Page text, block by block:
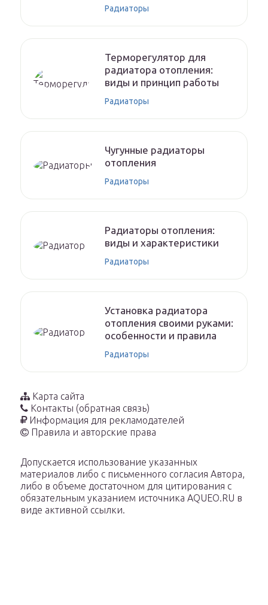
Радиаторы
Терморегулятор для
радиатора отопления:
виды и принцип работы
Радиаторы
Чугунные радиаторы
отопления
Радиаторы
Радиаторы отопления:
виды и характеристики
Радиаторы
Установка радиатора
отопления своими руками:
особенности и правила
Радиаторы
Карта сайта
Контакты (обратная связь)
Информация для рекламодателей
Правила и авторские права
Допускается использование указанных
материалов либо с письменного согласия Автора,
либо в объеме достаточном для цитирования с
обязательным указанием источника AQUEO.RU в
виде активной ссылки.